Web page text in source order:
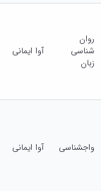
روان
شناسی
زبان
آوا ایمانی
واجشناسی آوا ایمانی